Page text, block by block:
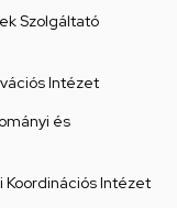
Szolgáltató
Intézet
és
Koordinációs Intézet